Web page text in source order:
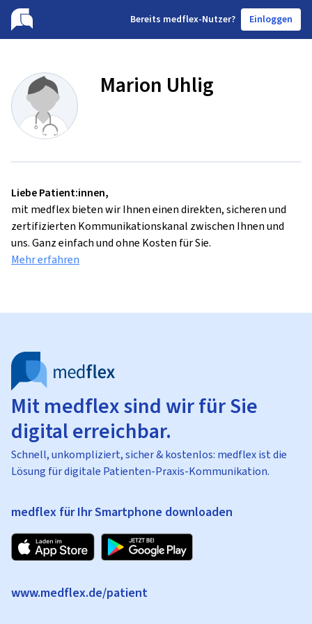
Bereits medflex-Nutzer? Einloggen
Marion Uhlig
Liebe Patient:innen,
mit medflex bieten wir Ihnen einen direkten, sicheren und
zertifizierten Kommunikationskanal zwischen Ihnen und
uns. Ganz einfach und ohne Kosten für Sie.
Mehr erfahren
Mit medflex sind wir für Sie
digital erreichbar.
Schnell, unkompliziert, sicher & kostenlos: medflex ist die
Lösung für digitale Patienten-Praxis-Kommunikation.
medflex für Ihr Smartphone downloaden
www.medflex.de/patient